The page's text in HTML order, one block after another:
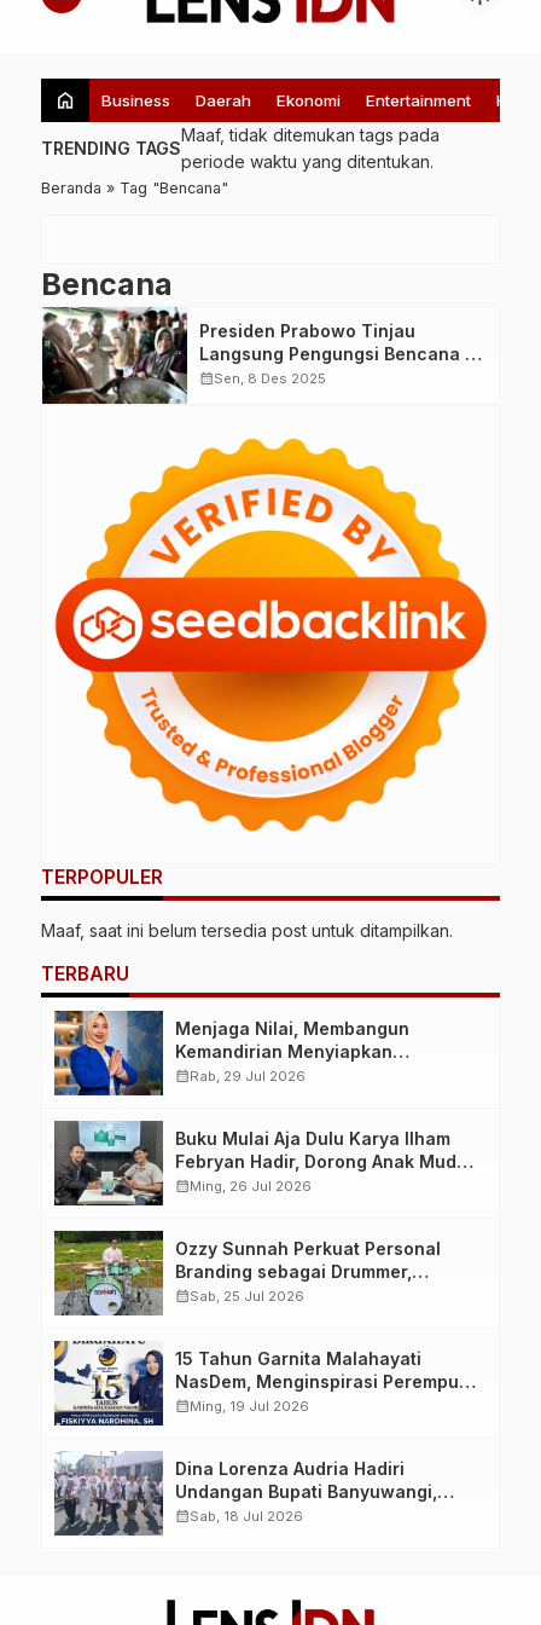
home Business Daerah Ekonomi Entertainment
TRENDING TAGS
Maaf, tidak ditemukan tags pada
periode waktu yang ditentukan.
Beranda » Tag "Bencana"
Bencana
Presiden Prabowo Tinjau
Langsung Pengungsi Bencana di
Bireuen Aceh, Pastikan
calendar_monthSen, 8 Des 2025
TERPOPULER
Maaf, saat ini belum tersedia post untuk ditampilkan.
TERBARU
Menjaga Nilai, Membangun
Kemandirian Menyiapkan
Kepemimpinan Ekonomi Perempuan
Jamaah
calendar_monthRab, 29 Jul 2026
Buku Mulai Aja Dulu Karya Ilham
Febryan Hadir, Dorong Anak Muda
Berhenti Menunda dan Mulai
calendar_monthMing, 26 Jul 2026
Ozzy Sunnah Perkuat Personal
Branding sebagai Drummer,
Produser, dan Sutradara Melalui
calendar_monthSab, 25 Jul 2026
15 Tahun Garnita Malahayati
NasDem, Menginspirasi Perempuan
Memimpin Perubahan Bangsa
calendar_monthMing, 19 Jul 2026
Dina Lorenza Audria Hadiri
Undangan Bupati Banyuwangi,
Saksikan Banyuwangi Ethno
calendar_monthSab, 18 Jul 2026